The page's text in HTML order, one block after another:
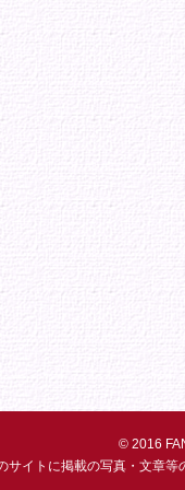
© 2016
サイトに掲載の写真・文章